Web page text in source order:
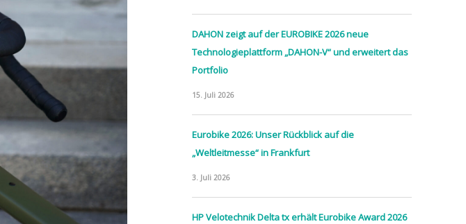
DAHON zeigt auf der EUROBIKE 2026 neue
Technologieplattform „DAHON-V“ und erweitert das
Portfolio
15. Juli 2026
Eurobike 2026: Unser Rückblick auf die
„Weltleitmesse“ in Frankfurt
3. Juli 2026
HP Velotechnik Delta tx erhält Eurobike Award 2026